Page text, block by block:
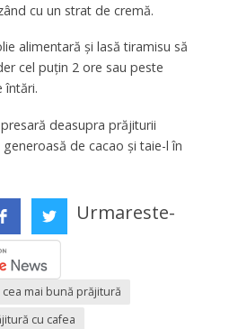
cu un strat de cremă.
alimentară și lasă tiramisu să
cel puțin 2 ore sau peste
întări.
deasupra prăjiturii
de cacao și taie-l în
Urmareste-
cea mai bună prăjitură
cu cafea